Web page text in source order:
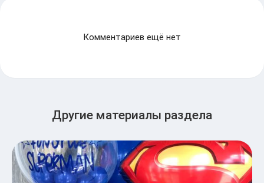
Комментариев ещё нет
Другие материалы раздела